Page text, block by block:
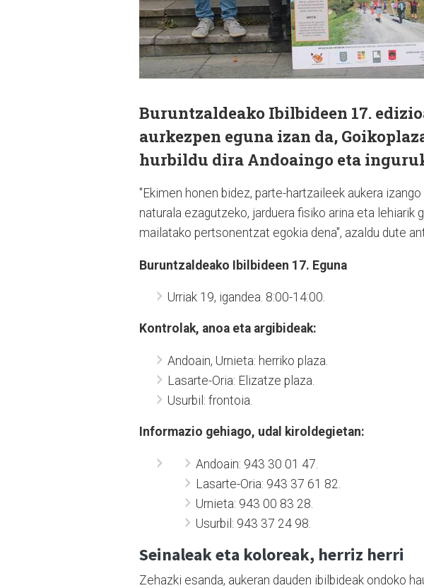
Buruntzaldeako Ibilbideen 17.
aurkezpen eguna izan da,
hurbildu dira Andoaingo eta
"Ekimen honen bidez, parte-hartzaileek aukera
naturala ezagutzeko, jarduera fisiko arina eta lehiarik
mailatako pertsonentzat egokia dena", azaldu dute
Buruntzaldeako Ibilbideen 17. Eguna
Urriak 19, igandea. 8:00-14:00.
Kontrolak, anoa eta argibideak:
Andoain, Urnieta: herriko plaza.
Lasarte-Oria: Elizatze plaza.
Usurbil: frontoia.
Informazio gehiago, udal kiroldegietan:
Andoain: 943 30 01 47.
Lasarte-Oria: 943 37 61 82.
Urnieta: 943 00 83 28.
Usurbil: 943 37 24 98.
Seinaleak eta koloreak, herriz herri
Zehazki esanda, aukeran dauden ibilbideak ondoko